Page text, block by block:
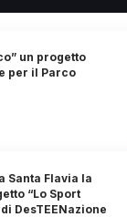
un progetto
per il Parco
Santa Flavia la
“Lo Sport
DesTEENazione